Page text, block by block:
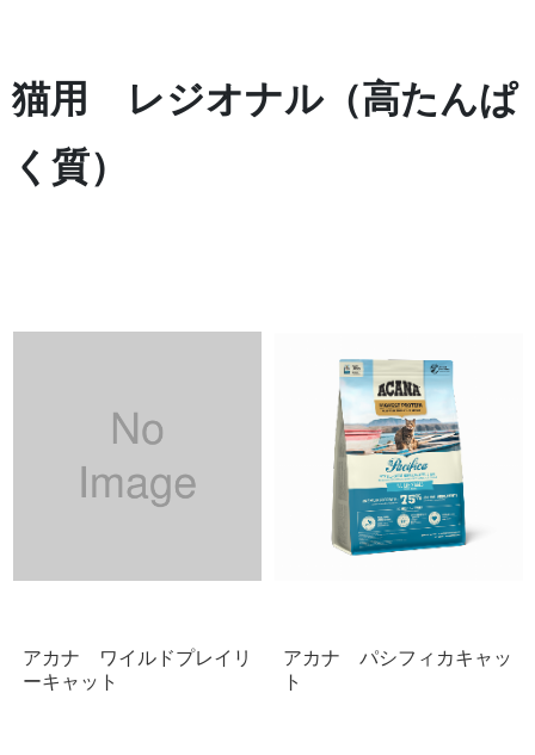
猫用 レジオナル（高たんぱ
く質）
アカナ ワイルドプレイリ
ーキャット
アカナ パシフィカキャッ
ト